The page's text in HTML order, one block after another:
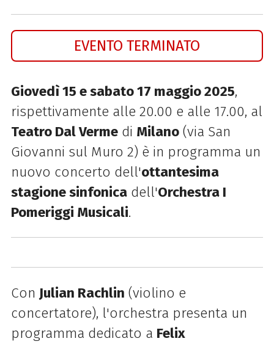
EVENTO TERMINATO
Giovedì 15 e sabato 17 maggio 2025,
rispettivamente alle 20.00 e alle 17.00, al
Teatro Dal Vermedi Milano(via San
Giovanni sul Muro 2) è in programma un
nuovo concerto dell'ottantesima
stagionesinfonicadell'Orchestra I
Pomeriggi Musicali.
Con Julian Rachlin (violino e
concertatore), l'orchestra presenta un
programma dedicato a Felix